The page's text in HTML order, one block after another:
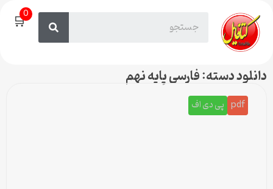
🛒0
دانلود دسته: فارسی پایه نهم
pdf پی دی اف